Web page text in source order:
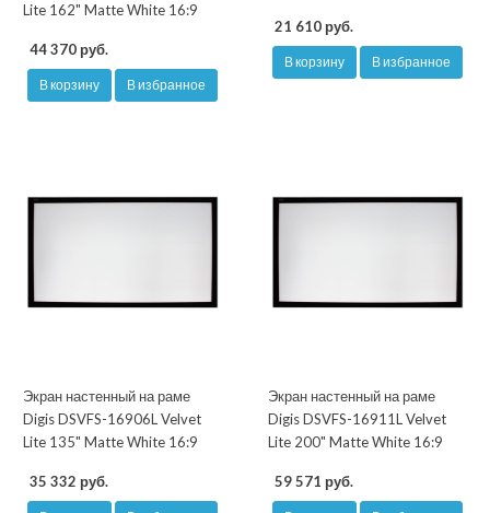
Lite 162" Matte White 16:9
44 370 руб.
В корзину В избранное
21 610 руб.
В корзину В избранное
Экран настенный на раме
Digis DSVFS-16906L Velvet
Lite 135" Matte White 16:9
35 332 руб.
Экран настенный на раме
Digis DSVFS-16911L Velvet
Lite 200" Matte White 16:9
59 571 руб.